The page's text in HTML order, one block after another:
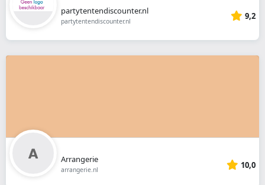
partytentendiscounter.nl
partytentendiscounter.nl 9,2
Arrangerie
arrangerie.nl 10,0